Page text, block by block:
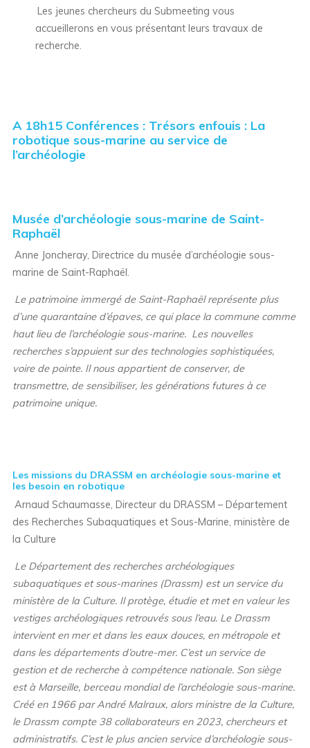
Les jeunes chercheurs du Submeeting vous
accueillerons en vous présentant leurs travaux de
recherche.
A 18h15 Conférences : Trésors enfouis : La
robotique sous-marine au service de
l’archéologie
Musée d’archéologie sous-marine de Saint-
Raphaël
Anne Joncheray, Directrice du musée d’archéologie sous-
marine de Saint-Raphaël.
Le patrimoine immergé de Saint-Raphaël représente plus
d’une quarantaine d’épaves, ce qui place la commune comme
haut lieu de l’archéologie sous-marine. Les nouvelles
recherches s’appuient sur des technologies sophistiquées,
voire de pointe. Il nous appartient de conserver, de
transmettre, de sensibiliser, les générations futures à ce
patrimoine unique.
Les missions du DRASSM en archéologie sous-marine et
les besoin en robotique
Arnaud Schaumasse, Directeur du DRASSM – Département
des Recherches Subaquatiques et Sous-Marine, ministère de
la Culture
Le Département des recherches archéologiques
subaquatiques et sous-marines (Drassm) est un service du
ministère de la Culture. Il protège, étudie et met en valeur les
vestiges archéologiques retrouvés sous l’eau. Le Drassm
intervient en mer et dans les eaux douces, en métropole et
dans les départements d’outre-mer. C’est un service de
gestion et de recherche à compétence nationale. Son siège
est à Marseille, berceau mondial de l’archéologie sous-marine.
Créé en 1966 par André Malraux, alors ministre de la Culture,
le Drassm compte 38 collaborateurs en 2023, chercheurs et
administratifs. C’est le plus ancien service d’archéologie sous-